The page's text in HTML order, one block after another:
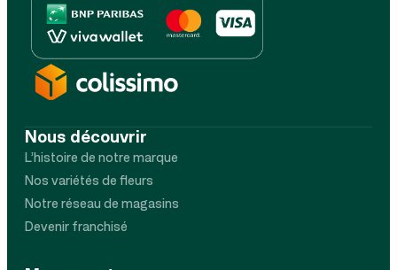
Nous découvrir
L’histoire de notre marque
Nos variétés de fleurs
Notre réseau de magasins
Devenir franchisé